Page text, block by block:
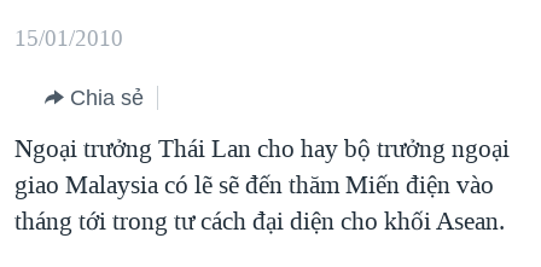
chính
hướng
chính
Đi
THẾ GIỚI
DIỄN ĐÀN
MỤC
TỰ DO BÁO CHÍ
VẠCH TRẦN TIN GIẢ
CHUYÊN ĐỀ
CHIẾN TRANH THƯƠNG MẠI CỦA MỸ: QUÁ KHỨ VÀ HIỆN
HỌC TIẾNG ANH
15/01/2010
Chia sẻ
Ngoại trưởng Thái Lan cho hay bộ trưởng ngoại
giao Malaysia có lẽ sẽ đến thăm Miến điện vào
tháng tới trong tư cách đại diện cho khối Asean.